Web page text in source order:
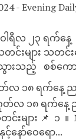
- Evening
ဝါရီလ ၂၃ ရက်န
များ သတင်းခ
ားသည့် စစ်ကော
တ်လ ၁၈ ရက်နေ့
တ်လ ၁၈ ရက်နေ့
များ 📌 ⁨⁨⁨⁨ ၁ ⁨ ။
င့်နော်ဝေရော...